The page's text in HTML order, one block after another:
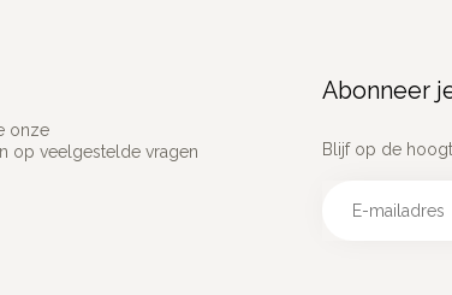
onze
op veelgestelde vragen
Abonneer
Blijf op de